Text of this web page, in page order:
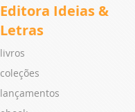
Editora Ideias &
Letras
livros
coleções
lançamentos